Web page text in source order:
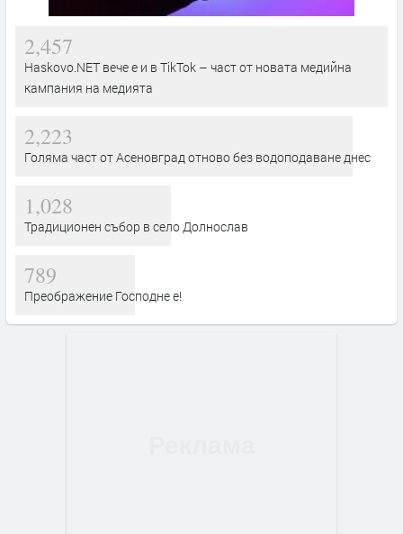
2,457
Haskovo.NET вече е и в TikTok – част от новата медийна
кампания на медията
2,223
Голяма част от Асеновград отново без водоподаване днес
1,028
Традиционен събор в село Долнослав
789
Преображение Господне е!